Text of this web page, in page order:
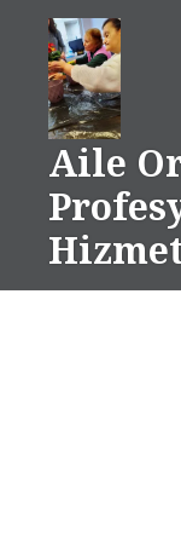
content
Aile